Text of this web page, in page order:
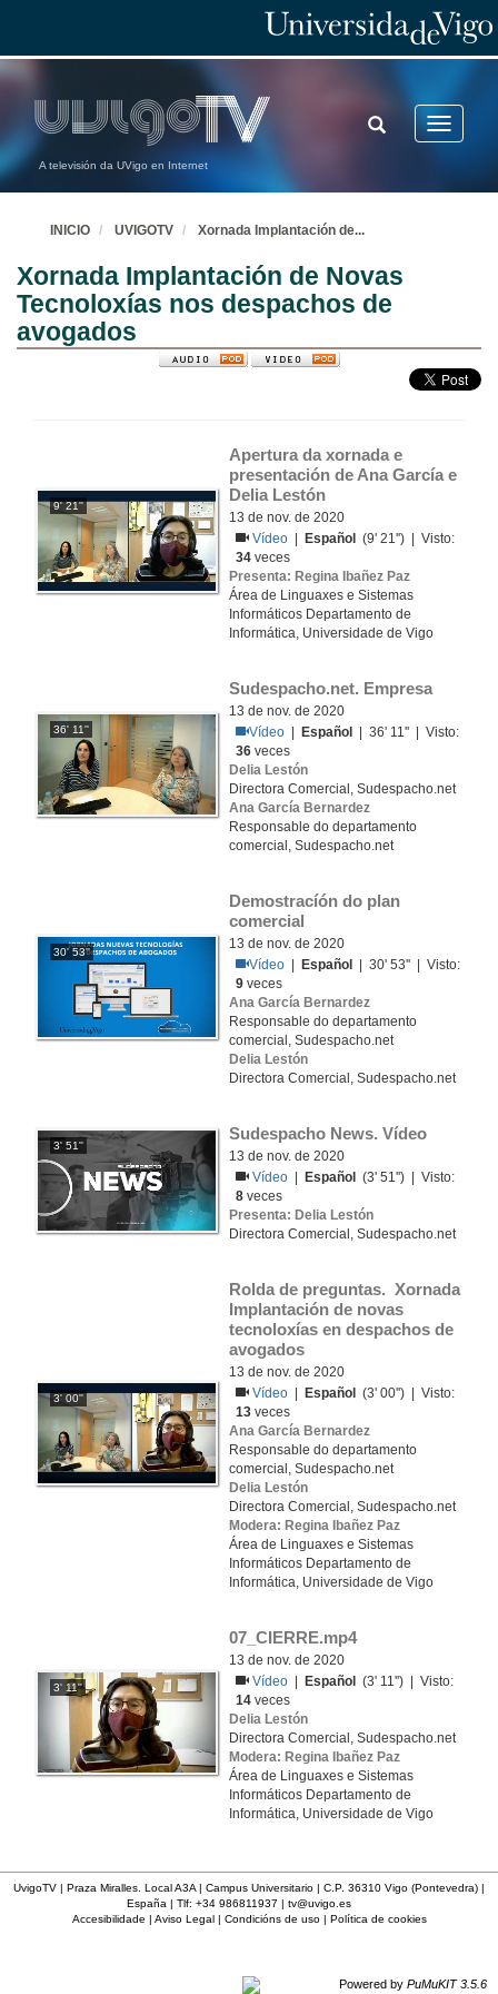
A televisión da UVigo en Internet
Toggle
TOGGLE
SEARCH
INICIO UVIGOTV Xornada Implantación de...
Xornada Implantación de Novas
Tecnoloxías nos despachos de
avogados
9' 21''
Apertura da xornada e
presentación de Ana García e
Delia Lestón
13 de nov. de 2020
Vídeo
Español
(9' 21'') | Visto:
34 veces
Presenta: Regina Ibañez Paz
Área de Linguaxes e Sistemas
Informáticos Departamento de
Informática, Universidade de Vigo
36' 11''
Sudespacho.net. Empresa
13 de nov. de 2020
Vídeo
Español
| 36' 11'' | Visto:
36 veces
Delia Lestón
Directora Comercial, Sudespacho.net
Ana García Bernardez
Responsable do departamento
comercial, Sudespacho.net
30' 53''
Demostracíón do plan
comercial
13 de nov. de 2020
Vídeo
Español
| 30' 53'' | Visto:
9 veces
Ana García Bernardez
Responsable do departamento
comercial, Sudespacho.net
Delia Lestón
Directora Comercial, Sudespacho.net
3' 51''
Sudespacho News. Vídeo
13 de nov. de 2020
Vídeo
Español
(3' 51'') | Visto:
8 veces
Presenta: Delia Lestón
Directora Comercial, Sudespacho.net
3' 00''
Rolda de preguntas.  Xornada
Implantación de novas
tecnoloxías en despachos de
avogados
13 de nov. de 2020
Vídeo
Español
(3' 00'') | Visto:
13 veces
Ana García Bernardez
Responsable do departamento
comercial, Sudespacho.net
Delia Lestón
Directora Comercial, Sudespacho.net
Modera: Regina Ibañez Paz
Área de Linguaxes e Sistemas
Informáticos Departamento de
Informática, Universidade de Vigo
3' 11''
07_CIERRE.mp4
13 de nov. de 2020
Vídeo
Español
(3' 11'') | Visto:
14 veces
Delia Lestón
Directora Comercial, Sudespacho.net
Modera: Regina Ibañez Paz
Área de Linguaxes e Sistemas
Informáticos Departamento de
Informática, Universidade de Vigo
UvigoTV | Praza Miralles. Local A3A | Campus Universitario | C.P. 36310 Vigo (Pontevedra) |
España | Tlf: +34 986811937 | tv@uvigo.es
Accesibilidade | Aviso Legal| Condicións de uso| Política de cookies
Powered by PuMuKIT 3.5.6